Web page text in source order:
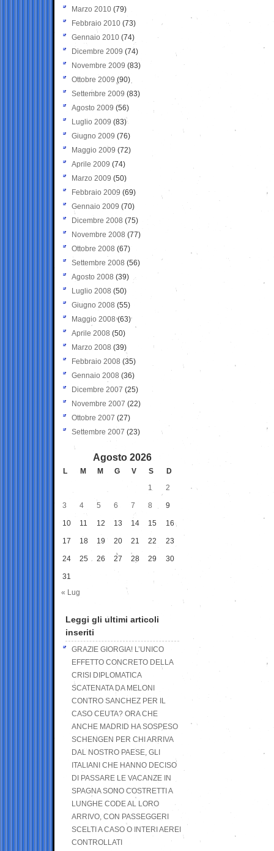
Marzo 2010 (79)
Febbraio 2010 (73)
Gennaio 2010 (74)
Dicembre 2009 (74)
Novembre 2009 (83)
Ottobre 2009 (90)
Settembre 2009 (83)
Agosto 2009 (56)
Luglio 2009 (83)
Giugno 2009 (76)
Maggio 2009 (72)
Aprile 2009 (74)
Marzo 2009 (50)
Febbraio 2009 (69)
Gennaio 2009 (70)
Dicembre 2008 (75)
Novembre 2008 (77)
Ottobre 2008 (67)
Settembre 2008 (56)
Agosto 2008 (39)
Luglio 2008 (50)
Giugno 2008 (55)
Maggio 2008(63)
Aprile 2008 (50)
Marzo 2008 (39)
Febbraio 2008 (35)
Gennaio 2008 (36)
Dicembre 2007 (25)
Novembre 2007 (22)
Ottobre 2007 (27)
Settembre 2007 (23)
Agosto 2026
L M M G V S
D
1
2
3 4 5 6 7 8 9
10 11 12 13 14 15 16
17 18 19 20 21 22 23
24 25 26 27 28 29 30
31
« Lug
Leggi gli ultimi articoli
inseriti
GRAZIE GIORGIA! L’UNICO
EFFETTO CONCRETO DELLA
CRISI DIPLOMATICA
SCATENATA DA MELONI
CONTRO SANCHEZ PER IL
CASO CEUTA? ORA CHE
ANCHE MADRID HA SOSPESO
SCHENGEN PER CHI ARRIVA
DAL NOSTRO PAESE, GLI
ITALIANI CHE HANNO DECISO
DI PASSARE LE VACANZE IN
SPAGNA SONO COSTRETTI A
LUNGHE CODE AL LORO
ARRIVO, CON PASSEGGERI
SCELTI A CASO O INTERI AEREI
CONTROLLATI